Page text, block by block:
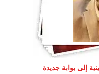
إلى بوابة جديدة